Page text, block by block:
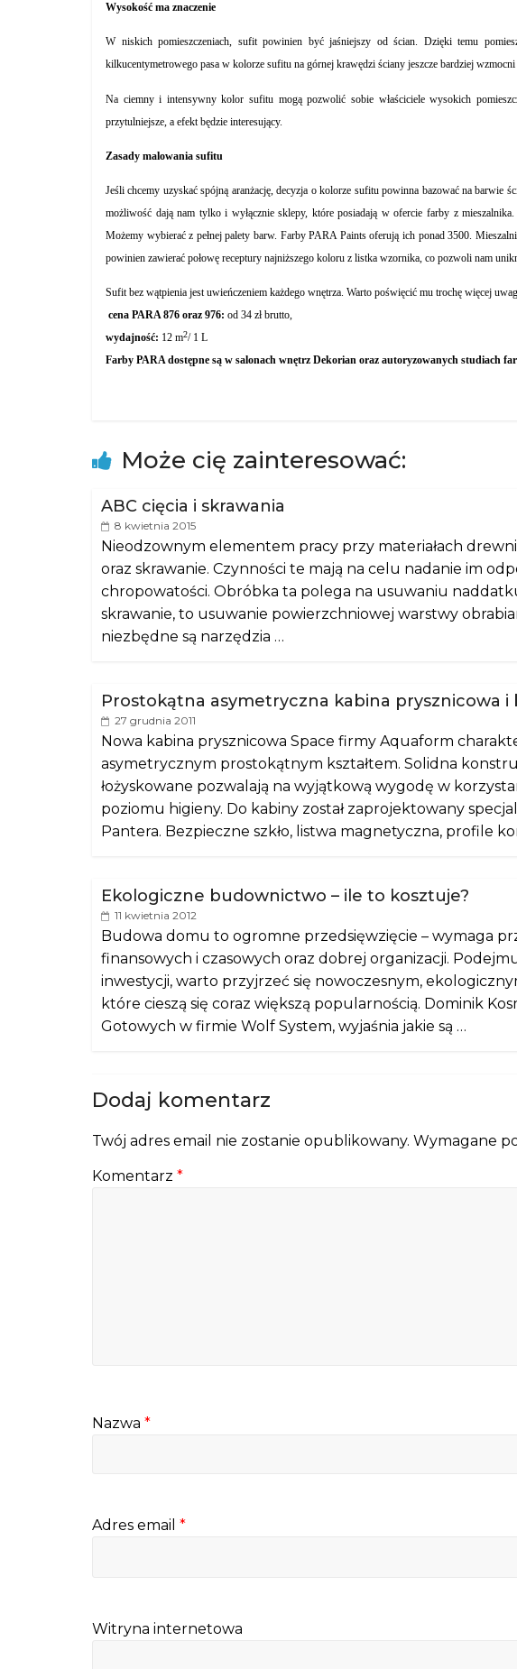
Wysokość ma znaczenie
W niskich pomieszczeniach, sufit powinien być jaśniejszy od ścian. Dzięki temu
kilkucentymetrowego pasa w kolorze sufitu na górnej krawędzi ściany jeszcze bardziej
Na ciemny i intensywny kolor sufitu mogą pozwolić sobie właściciele wysokich
przytulniejsze, a efekt będzie interesujący.
Zasady malowania sufitu
Jeśli chcemy uzyskać spójną aranżację, decyzja o kolorze sufitu powinna bazować na barwie
możliwość dają nam tylko i wyłącznie sklepy, które posiadają w ofercie farby z
Możemy wybierać z pełnej palety barw. Farby PARA Paints oferują ich ponad 3500.
powinien zawierać połowę receptury najniższego koloru z listka wzornika, co pozwoli nam
Sufit bez wątpienia jest uwieńczeniem każdego wnętrza. Warto poświęcić mu trochę więcej
cena PARA 876 oraz 976: od 34 zł brutto,
wydajność: 12 m2/ 1 L
Farby PARA dostępne są w salonach wnętrz Dekorian oraz autoryzowanych studiach
Może cię zainteresować:
ABC cięcia i skrawania
8 kwietnia 2015
Nieodzownym elementem pracy przy materiałach
oraz skrawanie. Czynności te mają na celu nadanie im
chropowatości. Obróbka ta polega na usuwaniu
skrawanie, to usuwanie powierzchniowej warstwy
niezbędne są narzędzia …
Prostokątna asymetryczna kabina prysznicowa i
27 grudnia 2011
Nowa kabina prysznicowa Space firmy Aquaform
asymetrycznym prostokątnym kształtem. Solidna
łożyskowane pozwalają na wyjątkową wygodę w
poziomu higieny. Do kabiny został zaprojektowany
Pantera. Bezpieczne szkło, listwa magnetyczna, profile
Ekologiczne budownictwo – ile to kosztuje?
11 kwietnia 2012
Budowa domu to ogromne przedsięwzięcie – wymaga
finansowych i czasowych oraz dobrej organizacji.
inwestycji, warto przyjrzeć się nowoczesnym,
które cieszą się coraz większą popularnością. Dominik
Gotowych w firmie Wolf System, wyjaśnia jakie są …
Dodaj komentarz
Twój adres email nie zostanie opublikowany. Wymagane
Komentarz *
Nazwa *
Adres email *
Witryna internetowa